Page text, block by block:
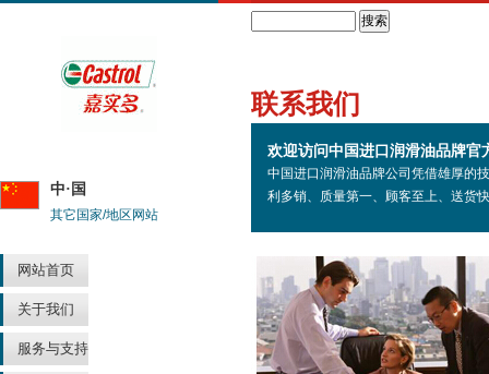
中·国
其它国家/地区网站
网站首页
关于我们
服务与支持
联系我们
欢迎访问中国进口润滑油品牌官
中国进口润滑油品牌公司凭借雄厚的
利多销、质量第一、顾客至上、送货